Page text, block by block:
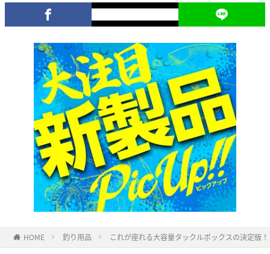
HOME 釣り用品 これが座れる大容量タックルボックスの決定版